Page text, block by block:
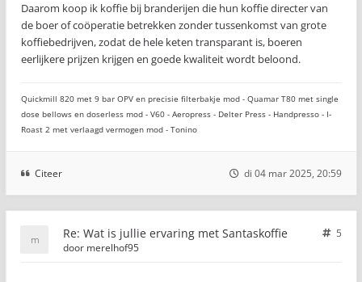
Daarom koop ik koffie bij branderijen die hun koffie directer van
de boer of coöperatie betrekken zonder tussenkomst van grote
koffiebedrijven, zodat de hele keten transparant is, boeren
eerlijkere prijzen krijgen en goede kwaliteit wordt beloond.
Quickmill 820 met 9 bar OPV en precisie filterbakje mod - Quamar T80 met single
dose bellows en doserless mod - V60 - Aeropress - Delter Press - Handpresso - I-
Roast 2 met verlaagd vermogen mod - Tonino
Citeer di 04 mar 2025, 20:59
Re: Wat is jullie ervaring met Santaskoffie
5
door merelhof95